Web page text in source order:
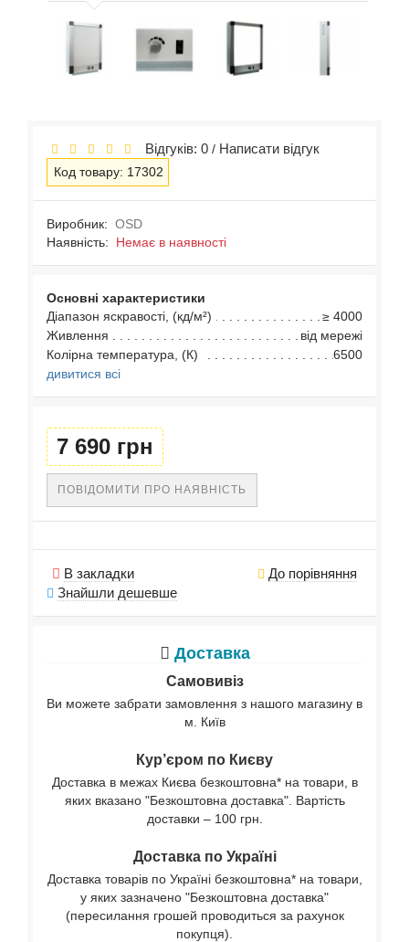
Відгуків: 0 / Написати відгук
Код товару: 17302
Виробник: OSD
Наявність: Немає в наявності
Основні характеристики
Діапазон яскравості, (кд/м²)
≥ 4000
Живлення
від мережі
Колірна температура, (К)
6500
дивитися всі
7 690 грн
ПОВІДОМИТИ ПРО НАЯВНІСТЬ
В закладки
До порівняння
Знайшли дешевше
Доставка
Самовивіз
Ви можете забрати замовлення з нашого магазину в
м. Київ
Кур’єром по Києву
Доставка в межах Києва безкоштовна* на товари, в
яких вказано "Безкоштовна доставка". Вартість
доставки – 100 грн.
Доставка по Україні
Доставка товарів по Україні безкоштовна* на товари,
у яких зазначено "Безкоштовна доставка"
(пересилання грошей проводиться за рахунок
покупця).